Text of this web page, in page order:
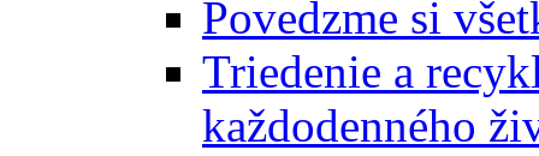
Povedzme si
Triedenie a
každodenného